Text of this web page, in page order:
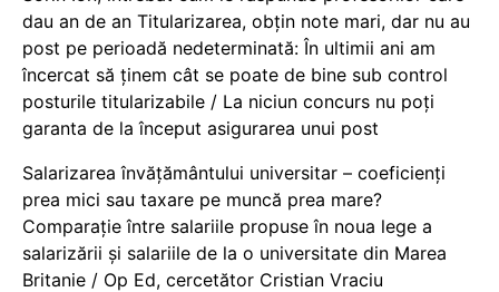
dau an de an Titularizarea, obțin note mari, dar nu au
post pe perioadă nedeterminată: În ultimii ani am
încercat să ținem cât se poate de bine sub control
posturile titularizabile / La niciun concurs nu poți
garanta de la început asigurarea unui post
Salarizarea învățământului universitar – coeficienți
prea mici sau taxare pe muncă prea mare?
Comparație între salariile propuse în noua lege a
salarizării și salariile de la o universitate din Marea
Britanie / Op Ed, cercetător Cristian Vraciu